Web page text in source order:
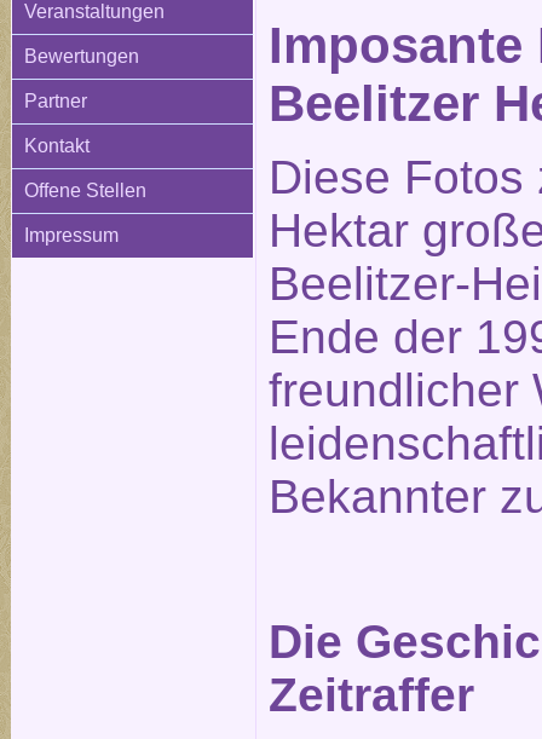
Veranstaltungen
Bewertungen
Partner
Kontakt
Offene Stellen
Impressum
Imposante
Beelitzer
Diese
Hektar
Beelitzer-
Ende der
freundlicher
Bekannter
Die
Zeitraffer